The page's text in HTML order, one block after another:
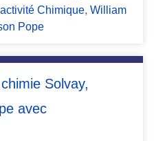
Chimique, William
Pope
Solvay,
avec